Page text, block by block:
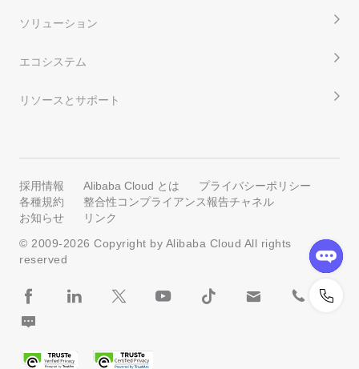
ソリューション
エコシステム
リソースとサポート
採用情報 Alibaba Cloud とは
プライバシーポリシー
各種規約
整合性コンプライアンス報告チャネル
お知らせ
リンク
© 2009-2026 Copyright by Alibaba Cloud All rights
reserved